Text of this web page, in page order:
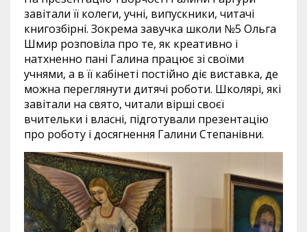
завітали її колеги, учні, випускники, читачі
книгозбірні. Зокрема завучка школи №5 Ольга
Шмир розповіла про те, як креативно і
натхненно пані Галина працює зі своїми
учнями, а в її кабінеті постійно діє виставка, де
можна переглянути дитячі роботи. Школярі, які
завітали на свято, читали вірші своєї
вчительки і власні, підготували презентацію
про роботу і досягнення Галини Степанівни.